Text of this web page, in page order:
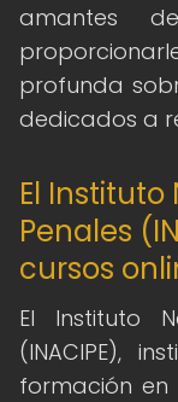
amantes
profunda
dedicados a
El
Penales
cursos
El Instituto
(INACIPE),
formación